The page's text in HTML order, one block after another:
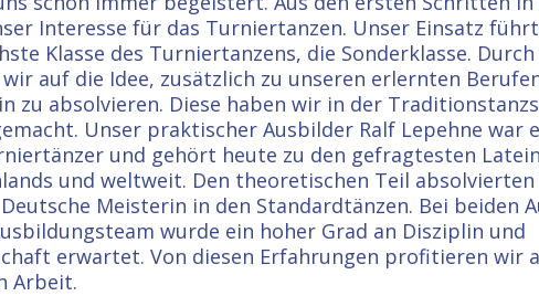
Interesse für das Turniertanzen. Unser Einsatz
Klasse des Turniertanzens, die Sonderklasse.
auf die Idee, zusätzlich zu unseren erlernten
zu absolvieren. Diese haben wir in der
Unser praktischer Ausbilder Ralf Lepehne war
und gehört heute zu den gefragtesten
und weltweit. Den theoretischen Teil
Meisterin in den Standardtänzen. Bei beiden
wurde ein hoher Grad an Disziplin und
erwartet. Von diesen Erfahrungen profitieren wir
Arbeit.